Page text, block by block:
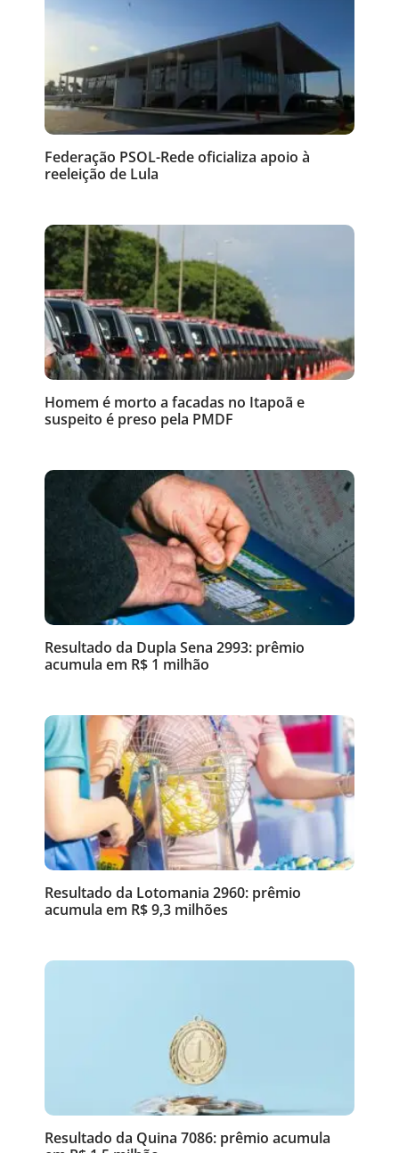
Federação PSOL-Rede oficializa apoio à
reeleição de Lula
Homem é morto a facadas no Itapoã e
suspeito é preso pela PMDF
Resultado da Dupla Sena 2993: prêmio
acumula em R$ 1 milhão
Resultado da Lotomania 2960: prêmio
acumula em R$ 9,3 milhões
Resultado da Quina 7086: prêmio acumula